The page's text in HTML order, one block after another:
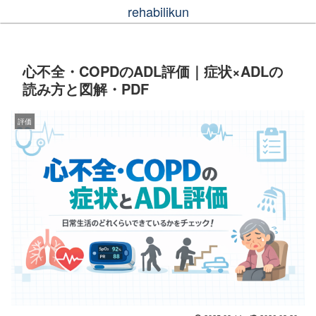
rehabilikun
心不全・COPDのADL評価｜症状×ADLの
読み方と図解・PDF
評価